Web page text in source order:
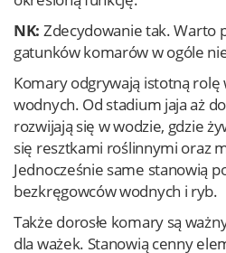
NK: Zdecydowanie tak. Warto
gatunków komarów w ogóle
Komary odgrywają istotną rolę
wodnych. Od stadium jaja aż
rozwijają się w wodzie, gdzie
się resztkami roślinnymi oraz
Jednocześnie same stanowią
bezkręgowców wodnych i ryb.
Także dorosłe komary są
dla ważek. Stanowią cenny